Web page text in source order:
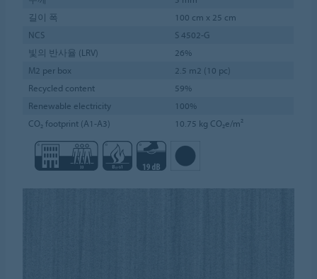
길이 폭
100 cm x 25 cm
NCS
S 4502-G
빛의 반사율 (LRV)
26%
M2 per box
2.5 m2 (10 pc)
Recycled content
59%
Renewable electricity
100%
CO₂ footprint (A1-A3)
10.75 kg CO₂e/m²